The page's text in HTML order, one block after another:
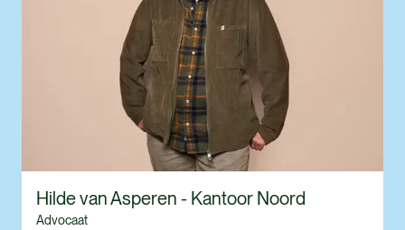
Hilde van Asperen - Kantoor Noord
Advocaat